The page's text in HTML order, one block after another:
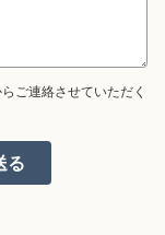
ご連絡させていただく